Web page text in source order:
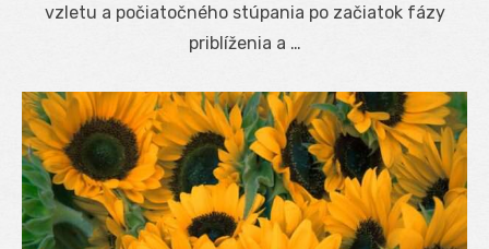
vzletu a počiatočného stúpania po začiatok fázy
priblíženia a …